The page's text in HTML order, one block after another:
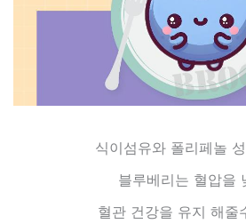
식이섬유와 폴리페놀
블루베리는 혈압을
혈관 건강을 유지 해줄